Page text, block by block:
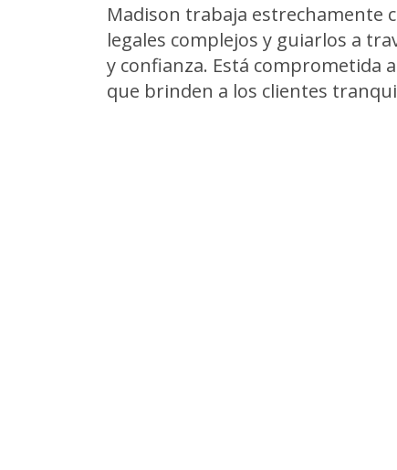
Madison trabaja estrechamente
legales complejos y guiarlos a
y confianza. Está comprometida
que brinden a los clientes